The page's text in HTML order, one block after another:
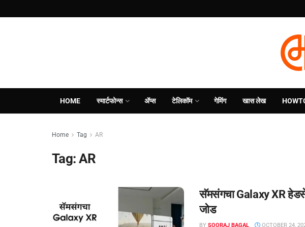
HOME स्मार्टफोन्स ॲप्स टेलिकॉम गेमिंग खास लेख
Home Tag AR
Tag:AR
सॅमसंगचा Galaxy XR
जोड
BY SOORAJ BAGAL OCTOBER 24,